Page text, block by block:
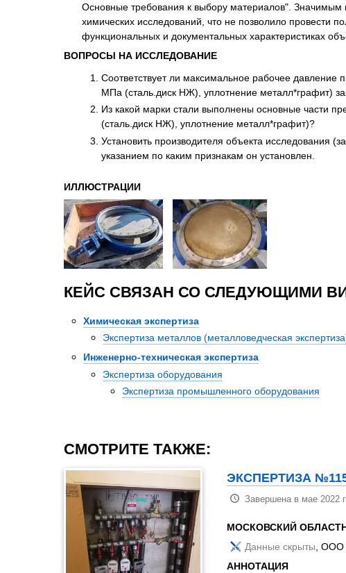
Основные требования к выбору материалов".
химических исследований, что не позволило провести
функциональных и документальных характеристиках
ВОПРОСЫ НА ИССЛЕДОВАНИЕ
Соответствует ли максимальное рабочее
МПа (сталь.диск НЖ), уплотнение металл*графит)
Из какой марки стали выполнены основные части
(сталь.диск НЖ), уплотнение металл*графит)?
Установить производителя объекта
указанием по каким признакам он установлен.
ИЛЛЮСТРАЦИИ
КЕЙС СВЯЗАН СО СЛЕДУЮЩИМИ
Химическая экспертиза
Экспертиза металлов (металловедческая
Инженерно-техническая экспертиза
Экспертиза оборудования
Экспертиза промышленного оборудования
СМОТРИТЕ ТАКЖЕ:
ЭКСПЕРТИЗА
Завершена в мае 2022
МОСКОВСКИЙ
Данные скрыты, ООО
АННОТАЦИЯ